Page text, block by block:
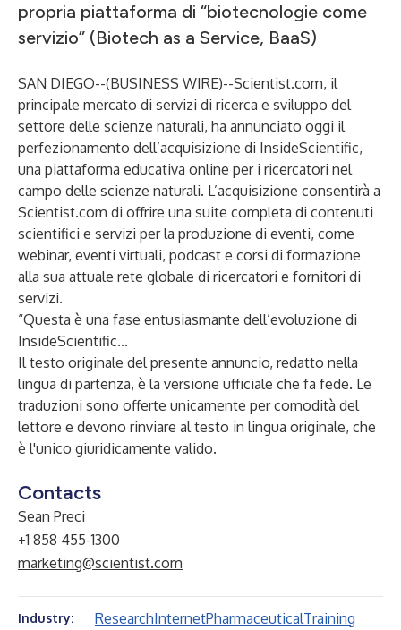
propria piattaforma di “biotecnologie come
servizio” (Biotech as a Service, BaaS)
SAN DIEGO--(BUSINESS WIRE)--Scientist.com, il
principale mercato di servizi di ricerca e sviluppo del
settore delle scienze naturali, ha annunciato oggi il
perfezionamento dell’acquisizione di InsideScientific,
una piattaforma educativa online per i ricercatori nel
campo delle scienze naturali. L’acquisizione consentirà a
Scientist.com di offrire una suite completa di contenuti
scientifici e servizi per la produzione di eventi, come
webinar, eventi virtuali, podcast e corsi di formazione
alla sua attuale rete globale di ricercatori e fornitori di
servizi.
“Questa è una fase entusiasmante dell’evoluzione di
InsideScientific...
Il testo originale del presente annuncio, redatto nella
lingua di partenza, è la versione ufficiale che fa fede. Le
traduzioni sono offerte unicamente per comodità del
lettore e devono rinviare al testo in lingua originale, che
è l'unico giuridicamente valido.
Contacts
Sean Preci
+1 858 455-1300
marketing@scientist.com
Industry: ResearchInternetPharmaceuticalTraining